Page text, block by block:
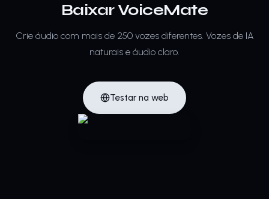
Baixar VoiceMate
Crie áudio com mais de 250 vozes diferentes. Vozes de IA
naturais e áudio claro.
Testar na web